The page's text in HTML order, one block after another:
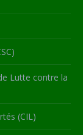
Lutte contre la
(CIL)